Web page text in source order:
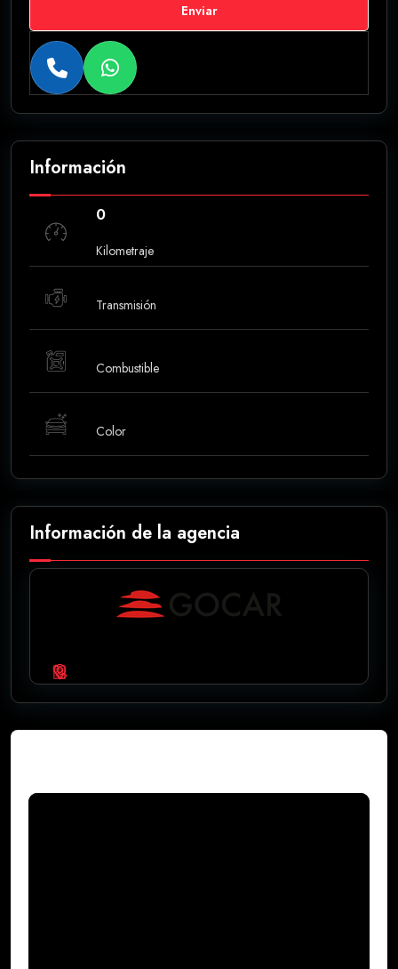
Enviar
Información
0
Kilometraje
Transmisión
Combustible
Color
Información de la agencia